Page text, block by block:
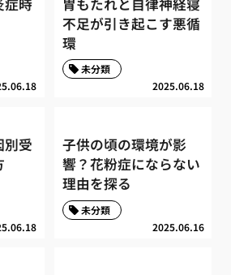
不足が引き起こす悪循
環
2025.06.18
未分類
別受
子供の頃の環境が影
響？花粉症にならない
理由を探る
2025.06.16
未分類